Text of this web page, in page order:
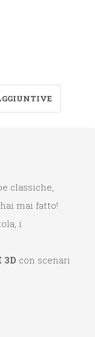
classiche,
mai fatto!
i
3D con scenari